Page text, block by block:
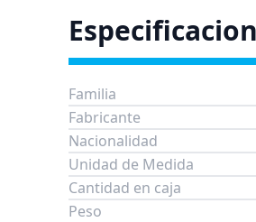
Familia
Fabricante
Nacionalidad
Unidad de Medida
Cantidad en caja
Peso